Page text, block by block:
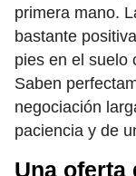
primera mano.
bastante
pies en el suelo
Saben
negociación
paciencia y de
Una oferta